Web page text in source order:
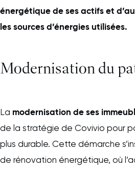
énergétique de ses actifs et
les sources d’énergies utilisées.
Modernisation du
La modernisation de ses
de la stratégie de Covivio pour
plus durable. Cette démarche
de rénovation énergétique, où